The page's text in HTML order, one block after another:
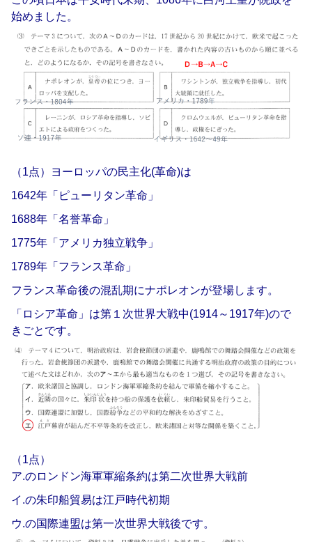
始めました。
（1点）ヨーロッパの民主化(革命)は
1642年「ピューリタン革命」
1688年「名誉革命」
1775年「アメリカ独立戦争」
1789年「フランス革命」
フランス革命後の混乱期にナポレオンが登場します。
「ロシア革命」は第１次世界大戦中(1914～1917年)ので
きごとです。
（1点）
ア.のロンドン海軍軍縮条約は第二次世界大戦前
イ.の朱印船貿易は江戸時代初期
ウ.の国際連盟は第一次世界大戦後です。